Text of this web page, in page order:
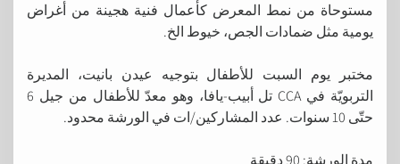
مستوحاة من نمط المعرض كأعمال فنية هجينة من أغراض
يومية مثل ضمادات الجص، خيوط الخ.
مختبر يوم السبت للأطفال بتوجيه عيدن بانيت، المديرة
التربويّة في CCA تل أبيب-يافا، وهو معدّ للأطفال من جيل 6
حتّى 10 سنوات. عدد المشاركين/ات في الورشة محدود.
مدة الورشة: 90 دقيقة